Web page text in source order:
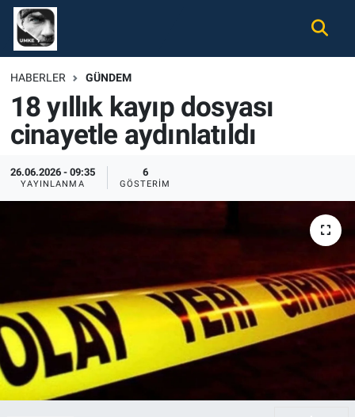
HABERLER GÜNDEM
18 yıllık kayıp dosyası
cinayetle aydınlatıldı
26.06.2026 - 09:35
YAYINLANMA
6
GÖSTERIM
Gündem
Ekonomi
Spor
Magazin
Künye
Nöbetçi Eczaneler
Hava Durumu
Namaz Vakitleri
Trafik Durumu
Son Dakika Haberleri
Haber Arşivi